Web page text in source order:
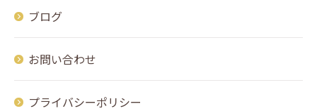
ブログ
お問い合わせ
プライバシーポリシー